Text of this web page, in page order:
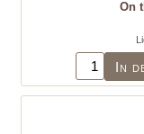
On
In